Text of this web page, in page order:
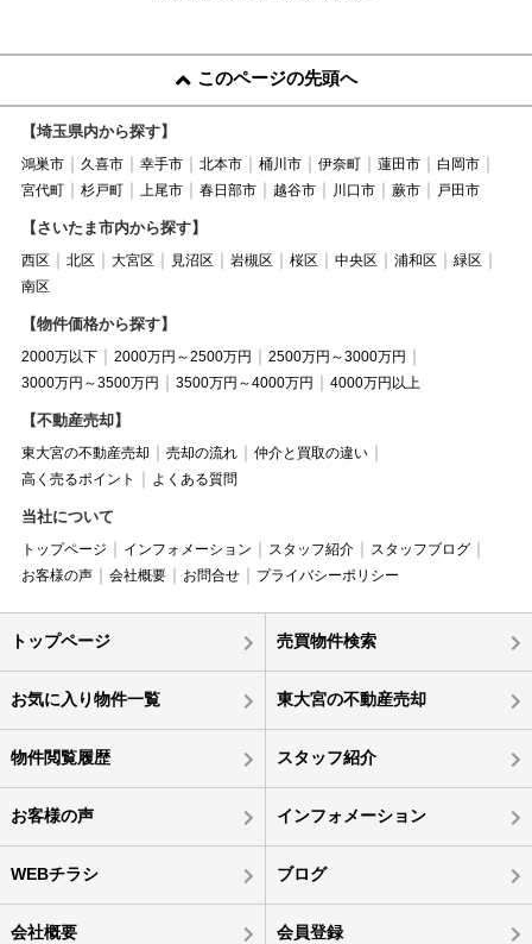
このページの先頭へ
【埼玉県内から探す】
鴻巣市 久喜市 幸手市 北本市 桶川市 伊奈町 蓮田市
白岡市
宮代町
杉戸町 上尾市 春日部市 越谷市 川口市 蕨市 戸田市
【さいたま市内から探す】
西区 北区 大宮区 見沼区 岩槻区 桜区 中央区 浦和区
緑区
南区
【物件価格から探す】
2000万以下 2000万円～2500万円
2500万円～3000万円
3000万円～3500万円
3500万円～4000万円 4000万円以上
【不動産売却】
東大宮の不動産売却 売却の流れ
仲介と買取の違い
高く売るポイント
よくある質問
当社について
トップページ インフォメーション スタッフ紹介
スタッフブログ
お客様の声
会社概要 お問合せ プライバシーポリシー
トップページ 売買物件検索
お気に入り物件一覧 東大宮の不動産売却
物件閲覧履歴 スタッフ紹介
お客様の声 インフォメーション
WEBチラシ ブログ
会社概要 会員登録